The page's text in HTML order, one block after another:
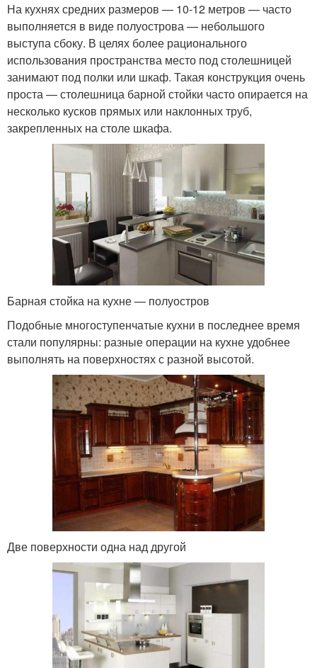
На кухнях средних размеров — 10-12 метров — часто
выполняется в виде полуострова — небольшого
выступа сбоку. В целях более рационального
использования пространства место под столешницей
занимают под полки или шкаф. Такая конструкция очень
проста — столешница барной стойки часто опирается на
несколько кусков прямых или наклонных труб,
закрепленных на столе шкафа.
Барная стойка на кухне — полуостров
Подобные многоступенчатые кухни в последнее время
стали популярны: разные операции на кухне удобнее
выполнять на поверхностях с разной высотой.
Две поверхности одна над другой